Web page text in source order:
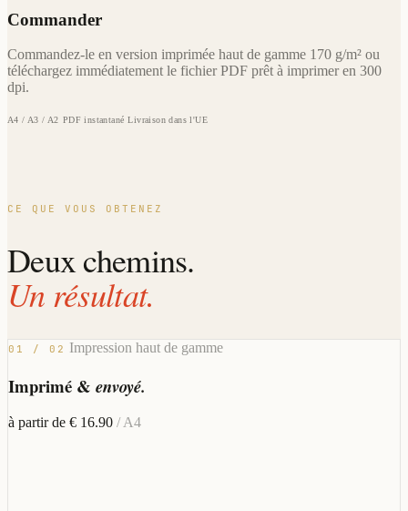
Commander
Commandez-le en version imprimée haut de gamme 170 g/m² ou
téléchargez immédiatement le fichier PDF prêt à imprimer en 300
dpi.
A4 / A3 / A2 PDF instantané Livraison dans l'UE
CE QUE VOUS OBTENEZ
Deux chemins.
Un résultat.
01 / 02 Impression haut de gamme
Imprimé & envoyé.
à partir de € 16.90 / A4